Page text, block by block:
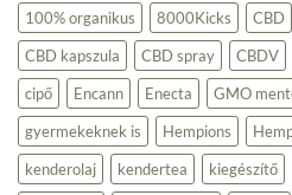
választás
a
környezettudatos
fogyasztóknak
bejegyzéshez
100% organikus 8000Kicks CBD
CBD kapszula
CBD spray CBDV
cipő
Encann Enecta GMO
gyermekeknek is
Hempions
kenderolaj
kendertea kiegészítő